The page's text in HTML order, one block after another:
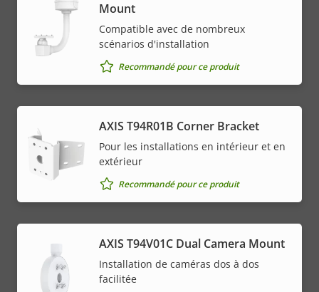
Mount
Compatible avec de nombreux
scénarios d'installation
Recommandé pour ce produit
AXIS T94R01B Corner Bracket
Pour les installations en intérieur et en
extérieur
Recommandé pour ce produit
AXIS T94V01C Dual Camera Mount
Installation de caméras dos à dos
facilitée